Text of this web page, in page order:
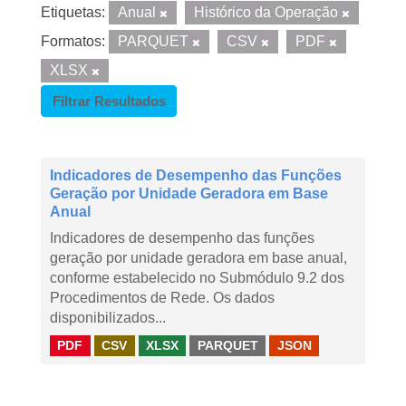
Etiquetas: Anual
Histórico da Operação
Formatos:
PARQUET CSV
PDF
XLSX
Filtrar Resultados
Indicadores de Desempenho das Funções
Geração por Unidade Geradora em Base
Anual
Indicadores de desempenho das funções
geração por unidade geradora em base anual,
conforme estabelecido no Submódulo 9.2 dos
Procedimentos de Rede. Os dados
disponibilizados...
PDF CSV XLSX PARQUET JSON